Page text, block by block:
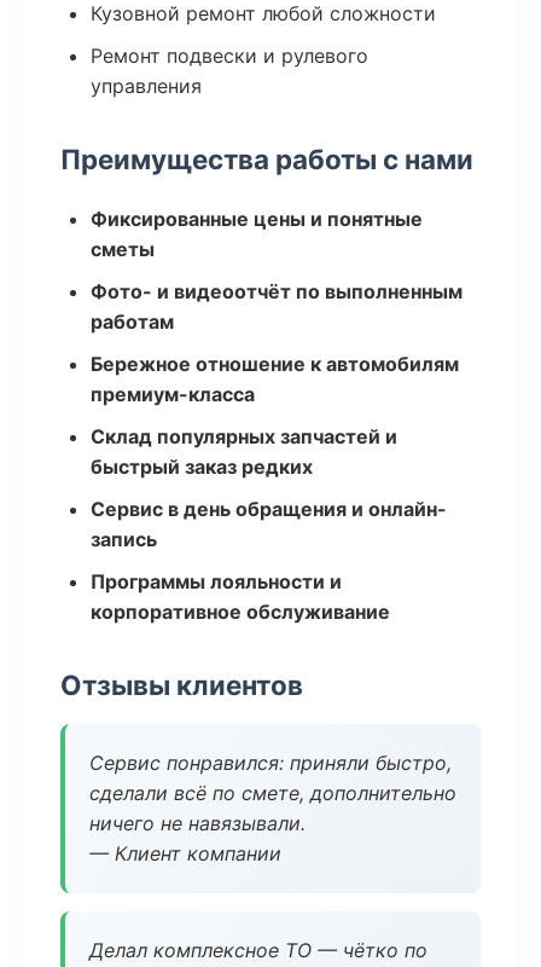
Кузовной ремонт любой сложности
Ремонт подвески и рулевого
управления
Преимущества работы с нами
Фиксированные цены и понятные
сметы
Фото- и видеоотчёт по выполненным
работам
Бережное отношение к автомобилям
премиум-класса
Склад популярных запчастей и
быстрый заказ редких
Сервис в день обращения и онлайн-
запись
Программы лояльности и
корпоративное обслуживание
Отзывы клиентов
Сервис понравился: приняли быстро,
сделали всё по смете, дополнительно
ничего не навязывали.
— Клиент компании
Делал комплексное ТО — чётко по